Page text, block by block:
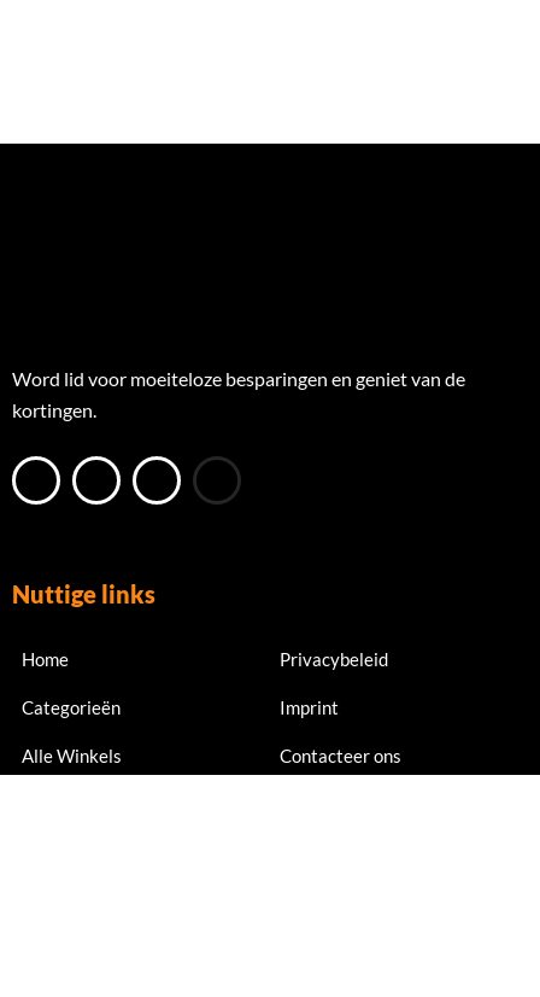
Word lid voor moeiteloze besparingen en geniet van de
kortingen.
Nuttige links
Home
Categorieën
Alle Winkels
Privacybeleid
Imprint
Contacteer ons